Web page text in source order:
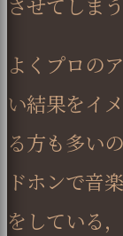
よくプロの
い結果をイ
る方も多い
ドホンで音
をしている